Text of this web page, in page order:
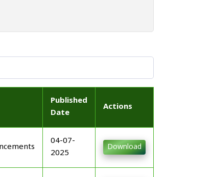
Published
Date
Actions
04-07-
2025
Download